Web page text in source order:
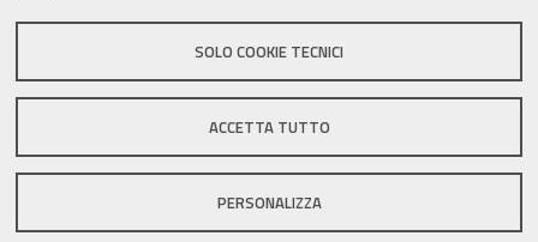
SOLO COOKIE TECNICI
ACCETTA TUTTO
PERSONALIZZA
Sito istituzionale Comune di Zola Predosa
DPO|Accessibilità